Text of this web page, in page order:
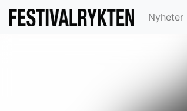
Nyheter